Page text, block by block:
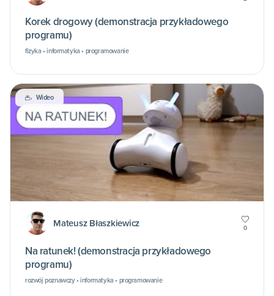
Korek drogowy (demonstracja przykładowego
programu)
fizyka • informatyka • programowanie
Wideo
Mateusz Błaszkiewicz 0
Na ratunek! (demonstracja przykładowego
programu)
rozwój poznawczy • informatyka • programowanie